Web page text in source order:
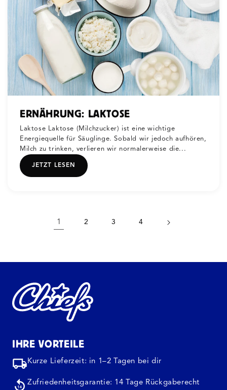
ERNÄHRUNG: LAKTOSE
Laktose Laktose (Milchzucker) ist eine wichtige
Energiequelle für Säuglinge. Sobald wir jedoch aufhören,
Milch zu trinken, verlieren wir normalerweise die...
JETZT LESEN
1 2 3 4
IHRE VORTEILE
Kurze Lieferzeit: in 1–2 Tagen bei dir
Zufriedenheitsgarantie: 14 Tage Rückgaberecht